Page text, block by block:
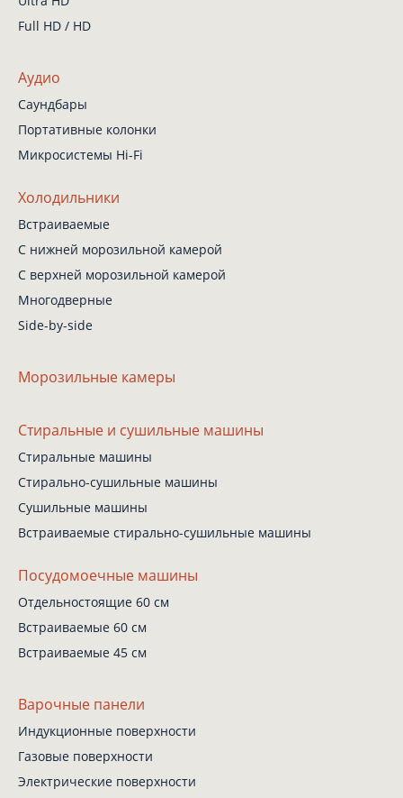
Full HD / HD
Аудио
Саундбары
Портативные колонки
Микросистемы Hi-Fi
Холодильники
Встраиваемые
С нижней морозильной камерой
С верхней морозильной камерой
Многодверные
Side-by-side
Морозильные камеры
Стиральные и сушильные машины
Стиральные машины
Стирально-сушильные машины
Сушильные машины
Встраиваемые стирально-сушильные машины
Посудомоечные машины
Отдельностоящие 60 см
Встраиваемые 60 см
Встраиваемые 45 см
Варочные панели
Индукционные поверхности
Газовые поверхности
Электрические поверхности